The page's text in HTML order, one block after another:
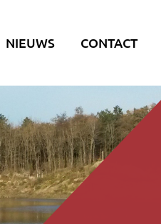
NIEUWS CONTACT